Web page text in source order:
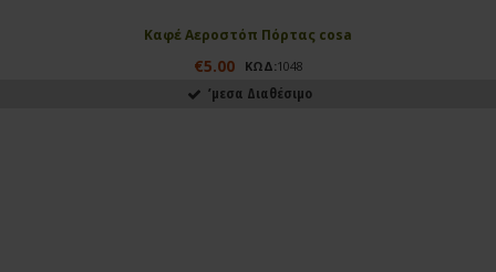
Καφέ Αεροστόπ Πόρτας cosa
€5.00 ΚΩΔ:1048
ʼμεσα Διαθέσιμο